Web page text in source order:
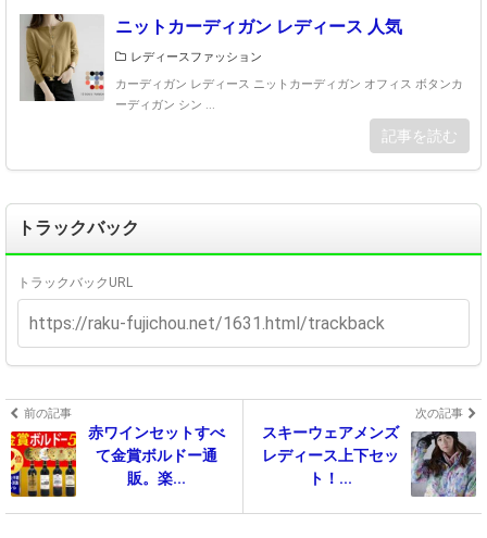
ニットカーディガン レディース 人気
レディースファッション
カーディガン レディース ニットカーディガン オフィス ボタンカ
ーディガン シン ...
記事を読む
トラックバック
トラックバックURL
前の記事
赤ワインセットすべ
て金賞ボルドー通
販。楽...
次の記事
スキーウェアメンズ
レディース上下セッ
ト！...